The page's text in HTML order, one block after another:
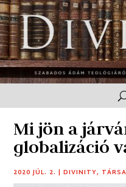
Mi jön a
globalizáció
2020 JÚL. 2. |DIVINITY,